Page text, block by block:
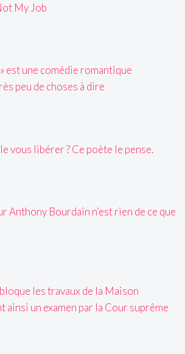
My Job
est une comédie romantique
peu de choses à dire
vous libérer ? Ce poète le pense.
Anthony Bourdain n’est rien de ce que
les travaux de la Maison
ainsi un examen par la Cour suprême